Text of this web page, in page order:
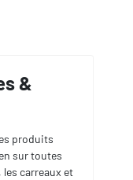
&
produits
sur toutes
les carreaux et